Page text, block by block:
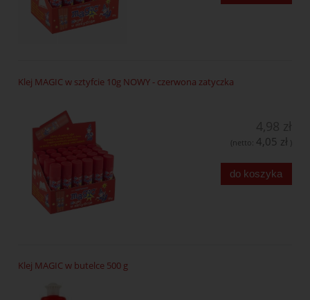
Klej MAGIC w sztyfcie 10g NOWY - czerwona zatyczka
(netto: 4,05 zł )
do koszyka
Klej MAGIC w butelce 500 g